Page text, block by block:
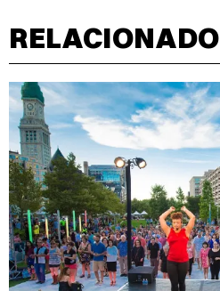
RELACIONADO